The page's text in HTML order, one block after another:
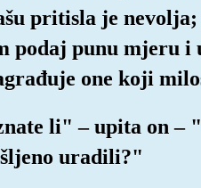
pritisla je
podaj punu mjeru
one koji
li" – upita on –
uradili?"